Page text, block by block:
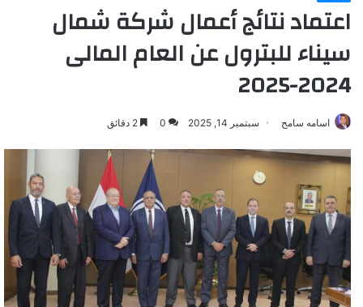
اعتماد نتائج أعمال شركة شمال
سيناء للبترول عن العام المالى
2024-2025
اسامه سامح سبتمبر 14, 2025 0